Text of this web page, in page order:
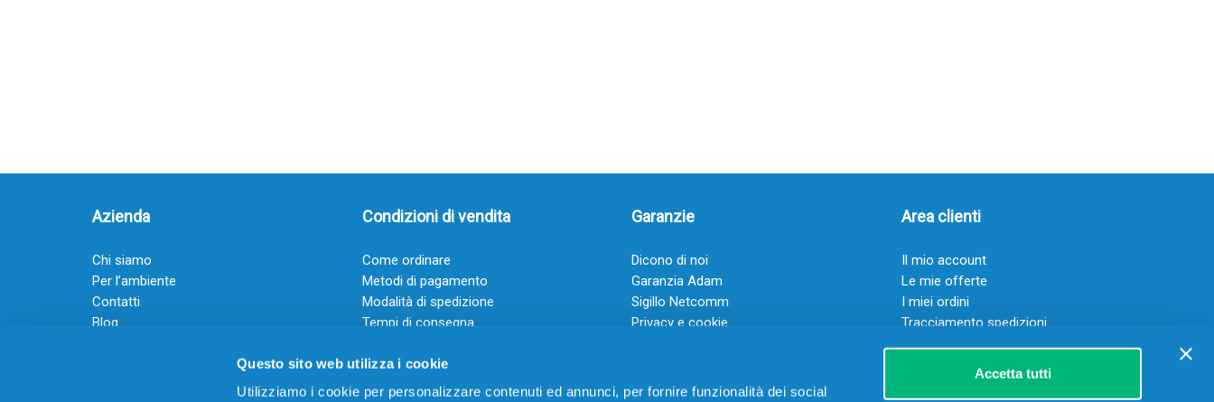
Questo sito web utilizza i cookie
Utilizziamo i cookie per personalizzare contenuti ed annunci, per fornire funzionalità dei social
Accetta tutti
Azienda
Chi siamo
Per l’ambiente
Contatti
Blog
Guadagna con il Dropship
Condizioni di vendita
Come ordinare
Metodi di pagamento
Modalità di spedizione
Tempi di consegna
Garanzie
Dicono di noi
Garanzia Adam
Sigillo Netcomm
Privacy e cookie
Area clienti
Il mio account
Le mie offerte
I miei ordini
Tracciamento spedizioni
Resi
Servizio clienti